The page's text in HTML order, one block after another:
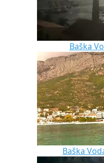
Baška
Baška